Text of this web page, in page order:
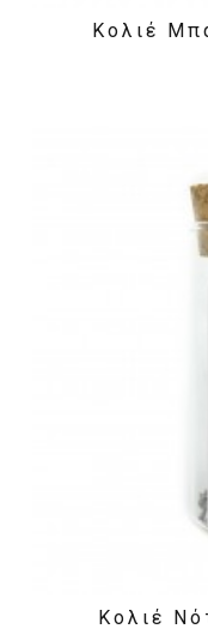
Κολιέ
Κολιέ